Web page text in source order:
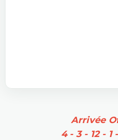
Arrivée
4 - 3 - 12 - 1